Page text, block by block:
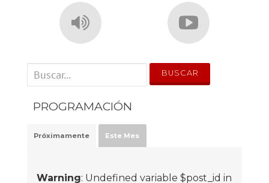
' . __('Search for:') . '
PROGRAMACIÓN
Próximamente Este Mes
Warning: Undefined variable $post_id in